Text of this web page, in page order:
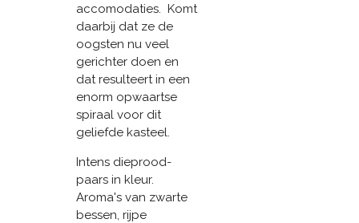
accomodaties. Komt
daarbij dat ze de
oogsten nu veel
gerichter doen en
dat resulteert in een
enorm opwaartse
spiraal voor dit
geliefde kasteel.
Intens dieprood-
paars in kleur.
Aroma's van zwarte
bessen, rijpe